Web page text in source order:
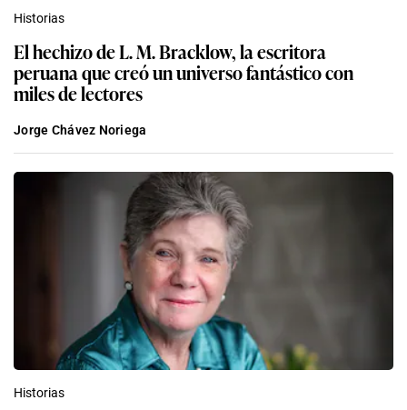
Historias
El hechizo de L. M. Bracklow, la escritora
peruana que creó un universo fantástico con
miles de lectores
Jorge Chávez Noriega
Historias